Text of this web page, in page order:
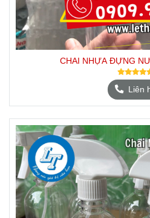
CHAI NHỰA ĐỰNG
Liên